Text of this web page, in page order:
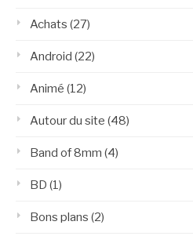
Achats (27)
Android (22)
Animé (12)
Autour du site (48)
Band of 8mm (4)
BD (1)
Bons plans (2)